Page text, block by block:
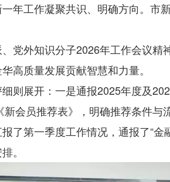
年工作凝聚共识、明确方向。
党外知识分子2026年工作会议
高质量发展贡献智慧和力量。
则展开：一是通报2025年度及
会员推荐表》，明确推荐条件与
了第一季度工作情况，通报了“
。